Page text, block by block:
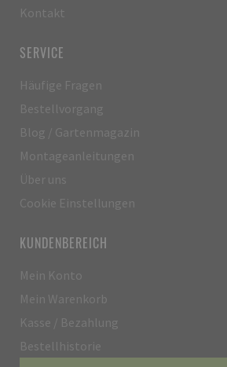
Kontakt
SERVICE
Häufige Fragen
Bestellvorgang
Blog / Gartenmagazin
Montageanleitungen
Über uns
Cookie Einstellungen
KUNDENBEREICH
Mein Konto
Mein Warenkorb
Kasse / Bezahlung
Bestellhistorie